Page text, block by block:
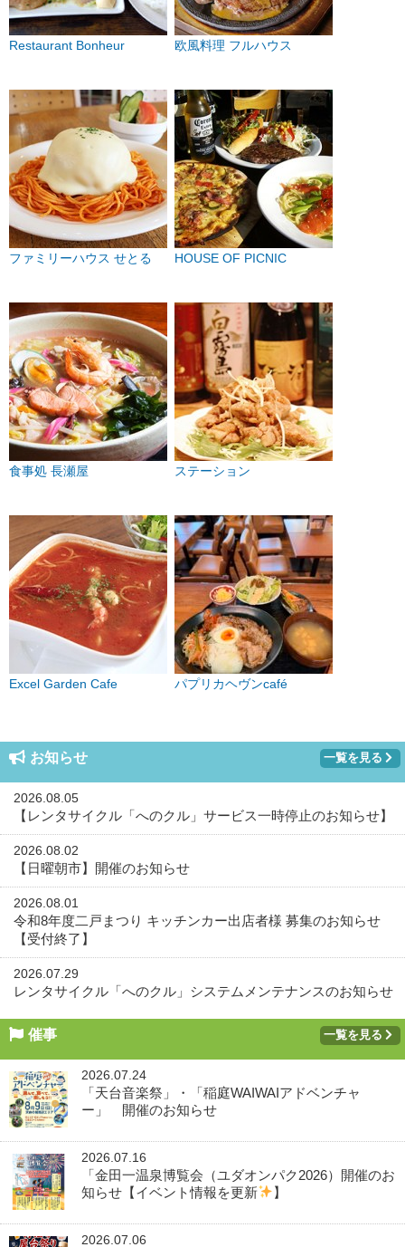
Restaurant Bonheur 欧風料理 フルハウス
ファミリーハウス せとる HOUSE OF PICNIC
食事処 長瀬屋 ステーション
Excel Garden Cafe パプリカヘヴンcafé
お知らせ 一覧を見る
2026.08.05
【レンタサイクル「へのクル」サービス一時停止のお知らせ】
2026.08.02
【日曜朝市】開催のお知らせ
2026.08.01
令和8年度二戸まつり キッチンカー出店者様 募集のお知らせ
【受付終了】
2026.07.29
レンタサイクル「へのクル」システムメンテナンスのお知らせ
催事 一覧を見る
2026.07.24
「天台音楽祭」・「稲庭WAIWAIアドベンチャ
ー」 開催のお知らせ
2026.07.16
「金田一温泉博覧会（ユダオンパク2026）開催のお
知らせ【イベント情報を更新
】
2026.07.06